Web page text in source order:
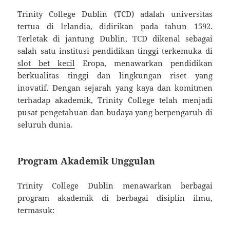
Trinity College Dublin (TCD) adalah universitas
tertua di Irlandia, didirikan pada tahun 1592.
Terletak di jantung Dublin, TCD dikenal sebagai
salah satu institusi pendidikan tinggi terkemuka di
slot bet kecil Eropa, menawarkan pendidikan
berkualitas tinggi dan lingkungan riset yang
inovatif. Dengan sejarah yang kaya dan komitmen
terhadap akademik, Trinity College telah menjadi
pusat pengetahuan dan budaya yang berpengaruh di
seluruh dunia.
Program Akademik Unggulan
Trinity College Dublin menawarkan berbagai
program akademik di berbagai disiplin ilmu,
termasuk: